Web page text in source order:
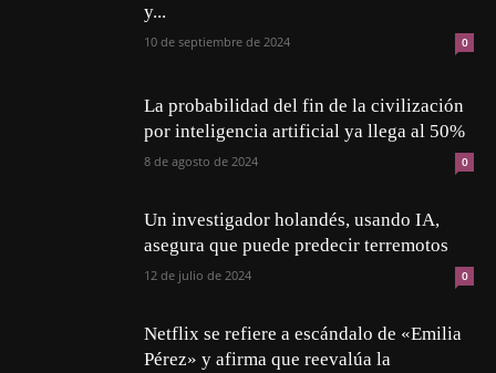
y...
10 de septiembre de 2024 0
La probabilidad del fin de la civilización
por inteligencia artificial ya llega al 50%
8 de agosto de 2024 0
Un investigador holandés, usando IA,
asegura que puede predecir terremotos
12 de julio de 2024 0
Netflix se refiere a escándalo de «Emilia
Pérez» y afirma que reevalúa la